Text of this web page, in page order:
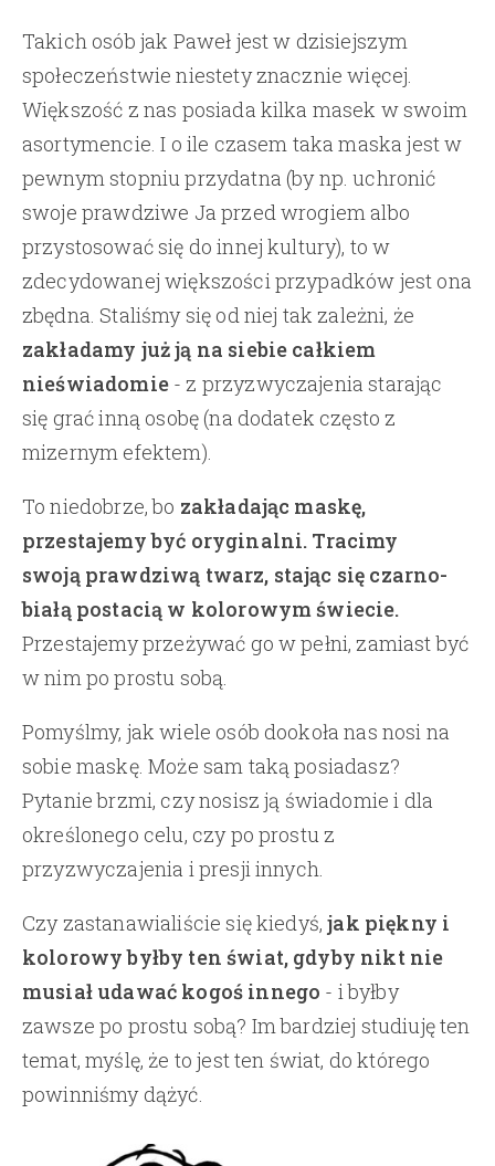
Takich osób jak Paweł jest w dzisiejszym
społeczeństwie niestety znacznie więcej.
Większość z nas posiada kilka masek w swoim
asortymencie. I o ile czasem taka maska jest w
pewnym stopniu przydatna (by np. uchronić
swoje prawdziwe Ja przed wrogiem albo
przystosować się do innej kultury), to w
zdecydowanej większości przypadków jest ona
zbędna. Staliśmy się od niej tak zależni, że
zakładamy już ją na siebie całkiem
nieświadomie- z przyzwyczajenia starając
się grać inną osobę (na dodatek często z
mizernym efektem).
To niedobrze, bo zakładając maskę,
przestajemy być oryginalni. Tracimy
swoją prawdziwą twarz, stając się czarno-
białą postacią w kolorowym świecie.
Przestajemy przeżywać go w pełni, zamiast być
w nim po prostu sobą.
Pomyślmy, jak wiele osób dookoła nas nosi na
sobie maskę. Może sam taką posiadasz?
Pytanie brzmi, czy nosisz ją świadomie i dla
określonego celu, czy po prostu z
przyzwyczajenia i presji innych.
Czy zastanawialiście się kiedyś,jak piękny i
kolorowy byłby ten świat, gdyby nikt nie
musiał udawać kogoś innego - i byłby
zawsze po prostu sobą? Im bardziej studiuję ten
temat, myślę, że to jest ten świat, do którego
powinniśmy dążyć.